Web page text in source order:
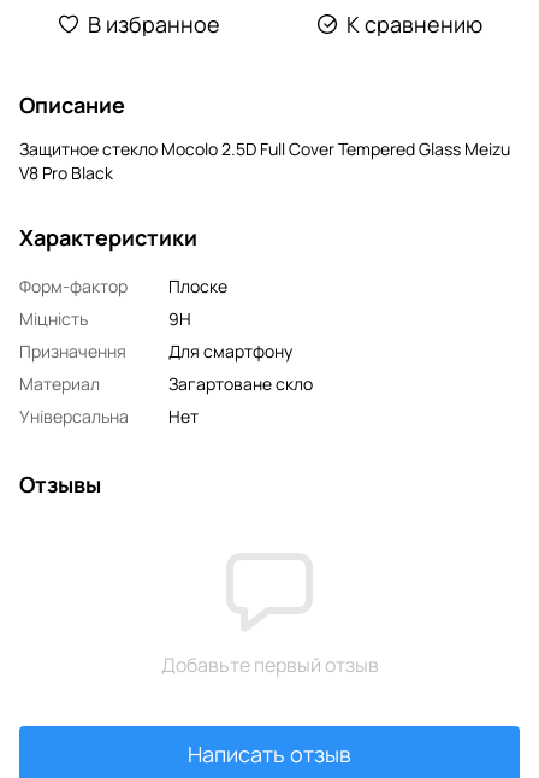
В избранное К сравнению
Описание
Защитное стекло Mocolo 2.5D Full Cover Tempered Glass Meizu
V8 Pro Black
Характеристики
Форм-фактор
Плоске
Міцність
9H
Призначення
Для смартфону
Материал
Загартоване скло
Універсальна
Нет
Отзывы
Добавьте первый отзыв
Написать отзыв